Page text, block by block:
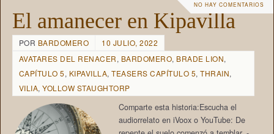
NO HAY COMENTARIOS
El amanecer en Kipavilla
POR BARDOMERO
10 JULIO, 2022
AVATARES DEL RENACER, BARDOMERO, BRADE LION,
CAPÍTULO 5, KIPAVILLA,TEASERS CAPÍTULO 5,THRAIN,
VILIA,YOLLOW STAUGHTORP
Comparte esta historia:Escucha el
audiorrelato en iVoox o YouTube: De